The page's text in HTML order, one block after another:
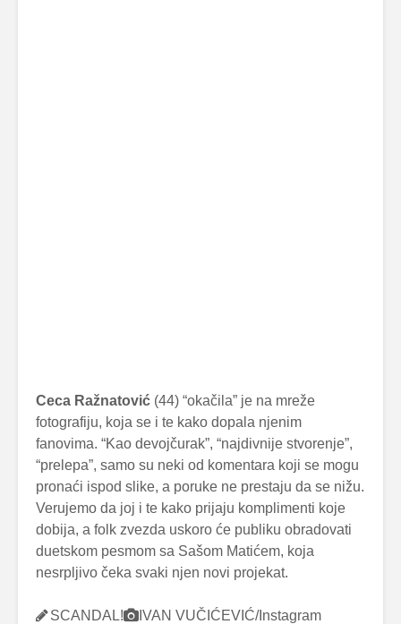
Ceca Ražnatović (44) “okačila” je na mreže
fotografiju, koja se i te kako dopala njenim
fanovima. “Kao devojčurak”, “najdivnije stvorenje”,
“prelepa”, samo su neki od komentara koji se mogu
pronaći ispod slike, a poruke ne prestaju da se nižu.
Verujemo da joj i te kako prijaju komplimenti koje
dobija, a folk zvezda uskoro će publiku obradovati
duetskom pesmom sa Sašom Matićem, koja
nesrpljivo čeka svaki njen novi projekat.
SCANDAL!
IVAN VUČIĆEVIĆ/Instagram